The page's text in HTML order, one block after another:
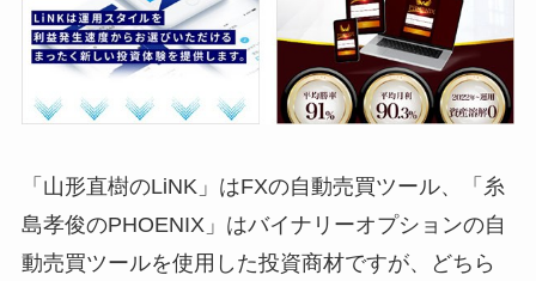
「山形直樹のLiNK」はFXの自動売買ツール、「糸
島孝俊のPHOENIX」はバイナリーオプションの自
動売買ツールを使用した投資商材ですが、どちら